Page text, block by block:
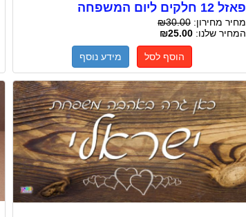
פאזל 12 חלקים ליום המשפחה
מחיר מחירון: ₪30.00
המחיר שלנו: ₪25.00
הוסף לסל מידע נוסף